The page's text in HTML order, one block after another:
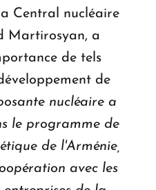
Central nucléaire
Martirosyan, a
de tels
de
nucléaire a
le programme de
de l'Arménie,
avec les